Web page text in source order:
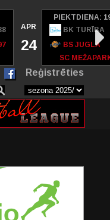
APR
24
PIEKTDIENA:
BK TURĪBA
BS JUGLA
SC
Reģistrēties